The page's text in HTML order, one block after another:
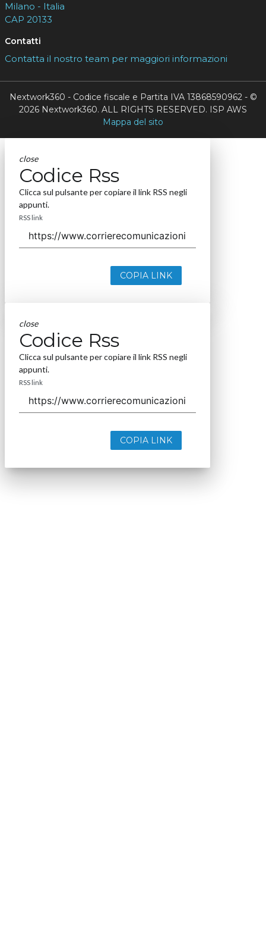
Milano - Italia
CAP 20133
Contatti
Contatta il nostro team per maggiori informazioni
Nextwork360 - Codice fiscale e Partita IVA 13868590962 - ©
2026 Nextwork360. ALL RIGHTS RESERVED. ISP AWS
Mappa del sito
close
Codice Rss
Clicca sul pulsante per copiare il link RSS negli
appunti.
RSS link
COPIA LINK
close
Codice Rss
Clicca sul pulsante per copiare il link RSS negli
appunti.
RSS link
COPIA LINK